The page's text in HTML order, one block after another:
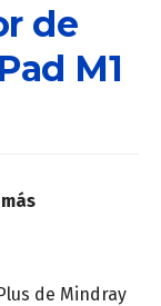
de
M1
de Mindray